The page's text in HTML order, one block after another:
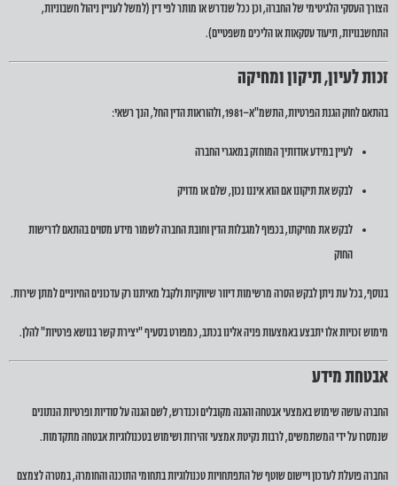
הצורך העסקי הלגיטימי של החברה, וכן ככל שנדרש או מותר לפי דין (למשל לעניין ניהול חשבוניות,
התחשבנויות, תיעוד עסקאות או הליכים משפטיים).
זכות לעיון, תיקון ומחיקה
בהתאם לחוק הגנת הפרטיות, התשמ"א–1981, ולהוראות הדין החל, הנך רשאי:
לעיין במידע אודותיך המוחזק במאגרי החברה
לבקש את תיקונו אם הוא איננו נכון, שלם או מדויק
לבקש את מחיקתו, בכפוף למגבלות הדין וחובת החברה לשמור מידע מסוים בהתאם לדרישות
החוק
בנוסף, בכל עת ניתן לבקש הסרה מרשימות דיוור שיווקיות ולקבל מאיתנו רק עדכונים החיוניים למתן שירות.
מימוש זכויות אלו יתבצע באמצעות פניה אלינו בכתב, כמפורט בסעיף "יצירת קשר בנושא פרטיות" להלן.
אבטחת מידע
החברה עושה שימוש באמצעי אבטחה והגנה מקובלים וכנדרש, לשם הגנה על סודיות ופרטיות הנתונים
שנמסרו על ידי המשתמשים, לרבות נקיטת אמצעי זהירות ושימוש בטכנולוגיות אבטחה מתקדמות.
החברה פועלת לעדכון ויישום שוטף של התפתחויות טכנולוגיות בתחומי התוכנה והחומרה, במטרה לצמצם